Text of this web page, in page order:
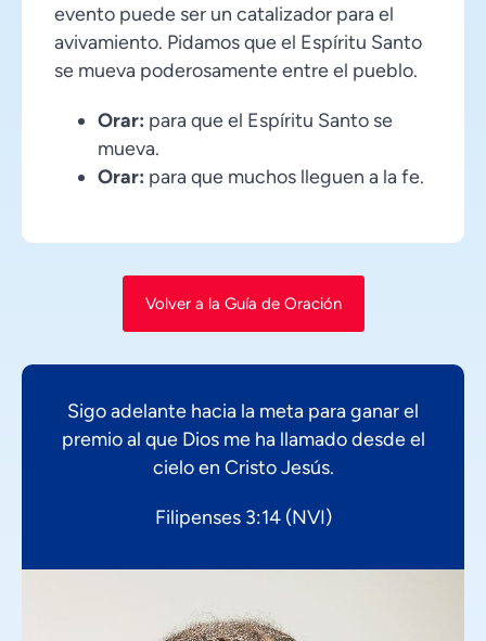
evento puede ser un catalizador para el
avivamiento. Pidamos que el Espíritu Santo
se mueva poderosamente entre el pueblo.
Orar: para que el Espíritu Santo se
mueva.
Orar: para que muchos lleguen a la fe.
Volver a la Guía de Oración
Sigo adelante hacia la meta para ganar el
premio al que Dios me ha llamado desde el
cielo en Cristo Jesús.
Filipenses 3:14 (NVI)